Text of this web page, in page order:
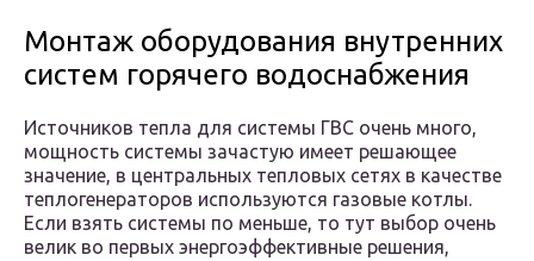
Монтаж оборудования внутренних
систем горячего водоснабжения
Источников тепла для системы ГВС очень много,
мощность системы зачастую имеет решающее
значение, в центральных тепловых сетях в качестве
теплогенераторов используются газовые котлы.
Если взять системы по меньше, то тут выбор очень
велик во первых энергоэффективные решения,